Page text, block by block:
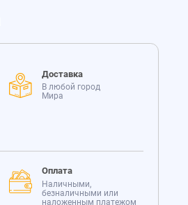
Доставка
В любой город
Мира
Оплата
Наличными,
безналичными или
наложенным платежом